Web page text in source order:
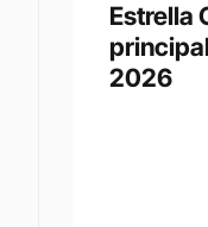
Estrella
2026